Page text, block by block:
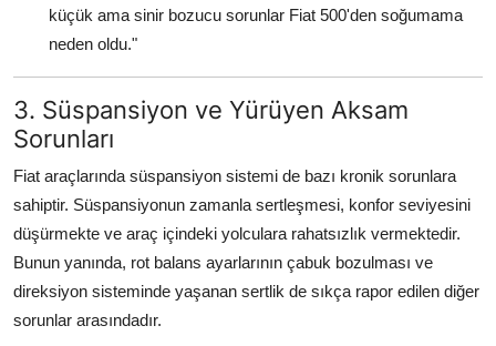
küçük ama sinir bozucu sorunlar Fiat 500'den soğumama
neden oldu."
3. Süspansiyon ve Yürüyen Aksam
Sorunları
Fiat araçlarında süspansiyon sistemi de bazı kronik sorunlara
sahiptir. Süspansiyonun zamanla sertleşmesi, konfor seviyesini
düşürmekte ve araç içindeki yolculara rahatsızlık vermektedir.
Bunun yanında, rot balans ayarlarının çabuk bozulması ve
direksiyon sisteminde yaşanan sertlik de sıkça rapor edilen diğer
sorunlar arasındadır.